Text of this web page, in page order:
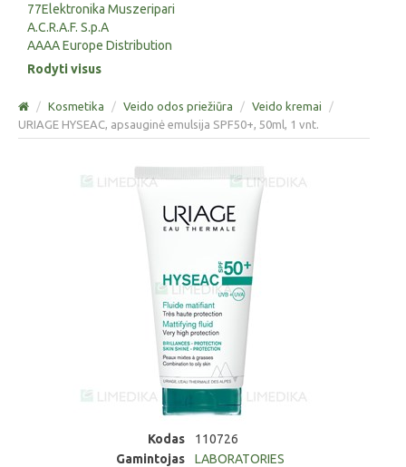
77Elektronika Muszeripari
A.C.R.A.F. S.p.A
AAAA Europe Distribution
Rodyti visus
/ Kosmetika / Veido odos priežiūra / Veido kremai
/
URIAGE HYSEAC, apsauginė emulsija SPF50+, 50ml, 1 vnt.
Kodas
110726
Gamintojas
LABORATORIES